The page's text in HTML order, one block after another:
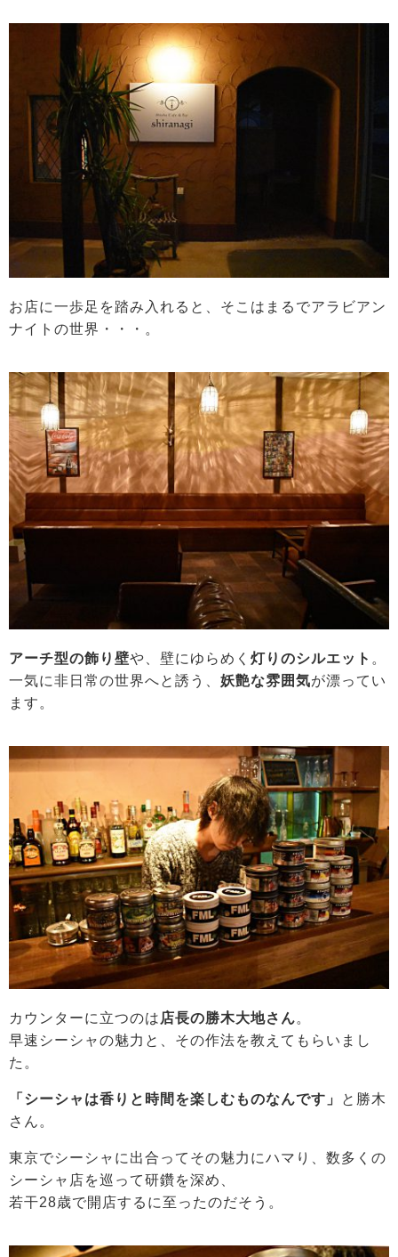
お店に一歩足を踏み入れると、そこはまるでアラビアン
ナイトの世界・・・。
アーチ型の飾り壁や、壁にゆらめく 灯りのシルエット 。
一気に非日常の世界へと誘う、 妖艶な雰囲気が漂ってい
ます。
カウンターに立つのは 店長の勝木大地さん。
早速シーシャの魅力と、その作法を教えてもらいまし
た。
「シーシャは香りと時間を楽しむものなんです」
と勝木
さん。
東京でシーシャに出合ってその魅力にハマり、数多くの
シーシャ店を巡って研鑽を深め、
若干28歳で開店するに至ったのだそう。